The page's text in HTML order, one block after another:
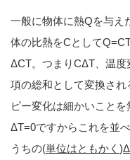
一般に物体に熱Qを与え
体の比熱をCとして
ΔCT。つまりCΔT、温度
項の総和として変換さ
ピー変化は細かいこと
ΔT=0ですからこれを並
うちの(単位はともかく )